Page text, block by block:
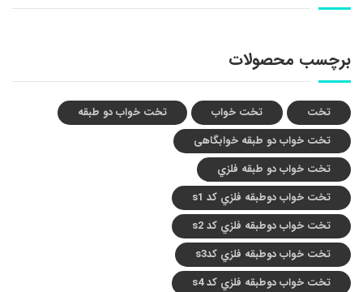
برچسب محصولات
تخت تخت خواب
تخت خواب دو طبقه
تخت خواب دو طبقه خوابگاهی
تخت خواب دو طبقه فلزي
تخت خواب دوطبقه فلزي کد s1
تخت خواب دوطبقه فلزي کد s2
تخت خواب دوطبقه فلزي کدs3
تخت خواب دوطبقه فلزي کد s4